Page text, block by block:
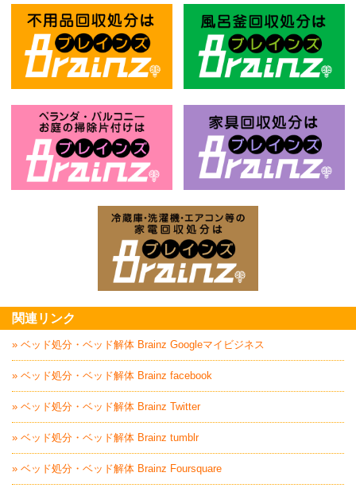
関連リンク
» ベッド処分・ベッド解体 Brainz Googleマイビジネス
» ベッド処分・ベッド解体 Brainz facebook
» ベッド処分・ベッド解体 Brainz Twitter
» ベッド処分・ベッド解体 Brainz tumblr
» ベッド処分・ベッド解体 Brainz Foursquare